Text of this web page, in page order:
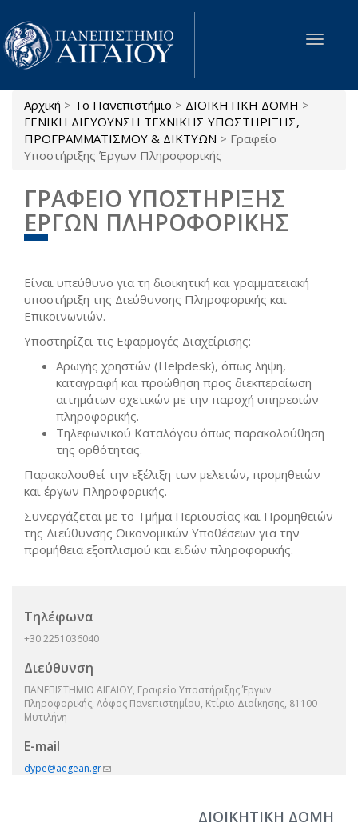
Παράκαμψη προς το κυρίως περιεχόμενο
Toggle
Είστε εδώ
Αρχική > Το Πανεπιστήμιο > ΔΙΟΙΚΗΤΙΚΗ ΔΟΜΗ >
ΓΕΝΙΚΗ ΔΙΕΥΘΥΝΣΗ ΤΕΧΝΙΚΗΣ ΥΠΟΣΤΗΡΙΞΗΣ,
ΠΡΟΓΡΑΜΜΑΤΙΣΜΟΥ & ΔΙΚΤΥΩΝ > Γραφείο
Υποστήριξης Έργων Πληροφορικής
ΓΡΑΦΕΙΟ ΥΠΟΣΤΗΡΙΞΗΣ
ΕΡΓΩΝ ΠΛΗΡΟΦΟΡΙΚΗΣ
Είναι υπεύθυνο για τη διοικητική και γραμματειακή
υποστήριξη της Διεύθυνσης Πληροφορικής και
Επικοινωνιών.
Υποστηρίζει τις Εφαρμογές Διαχείρισης:
Αρωγής χρηστών (Helpdesk), όπως λήψη,
καταγραφή και προώθηση προς διεκπεραίωση
αιτημάτων σχετικών με την παροχή υπηρεσιών
πληροφορικής.
Τηλεφωνικού Καταλόγου όπως παρακολούθηση
της ορθότητας.
Παρακολουθεί την εξέλιξη των μελετών, προμηθειών
και έργων Πληροφορικής.
Συνεργάζεται με το Τμήμα Περιουσίας και Προμηθειών
της Διεύθυνσης Οικονομικών Υποθέσεων για την
προμήθεια εξοπλισμού και ειδών πληροφορικής.
Τηλέφωνα
+30 2251036040
Διεύθυνση
ΠΑΝΕΠΙΣΤΗΜΙΟ ΑΙΓΑΙΟΥ, Γραφείο Υποστήριξης Έργων
Πληροφορικής, Λόφος Πανεπιστημίου, Κτίριο Διοίκησης, 81100
Μυτιλήνη
E-mail
dype@aegean.gr(link sends e-mail)
ΔΙΟΙΚΗΤΙΚΗ ΔΟΜΗ